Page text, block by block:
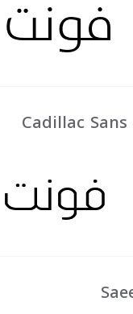
Cadillac